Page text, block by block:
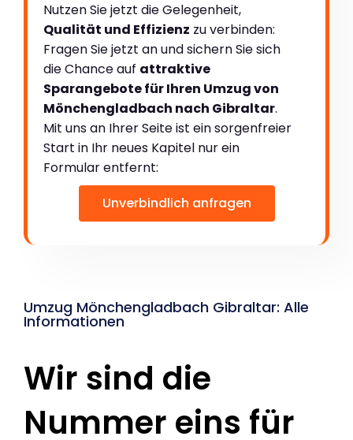
Nutzen Sie jetzt die Gelegenheit,
Qualität und Effizienz zu verbinden:
Fragen Sie jetzt an und sichern Sie sich
die Chance auf attraktive
Sparangebote für Ihren Umzug von
Mönchengladbach nach Gibraltar.
Mit uns an Ihrer Seite ist ein sorgenfreier
Start in Ihr neues Kapitel nur ein
Formular entfernt:
Unverbindlich anfragen
Umzug Mönchengladbach Gibraltar: Alle
Informationen
Wir sind die
Nummer eins für